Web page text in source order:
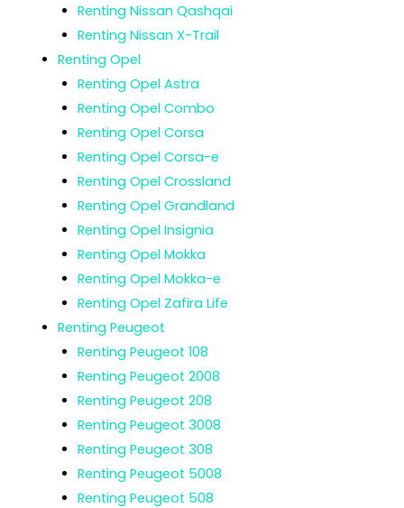
Renting Nissan Qashqai
Renting Nissan X-Trail
Renting Opel
Renting Opel Astra
Renting Opel Combo
Renting Opel Corsa
Renting Opel Corsa-e
Renting Opel Crossland
Renting Opel Grandland
Renting Opel Insignia
Renting Opel Mokka
Renting Opel Mokka-e
Renting Opel Zafira Life
Renting Peugeot
Renting Peugeot 108
Renting Peugeot 2008
Renting Peugeot 208
Renting Peugeot 3008
Renting Peugeot 308
Renting Peugeot 5008
Renting Peugeot 508